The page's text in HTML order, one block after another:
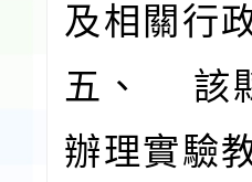
及相關行
五、 該
辦理實驗